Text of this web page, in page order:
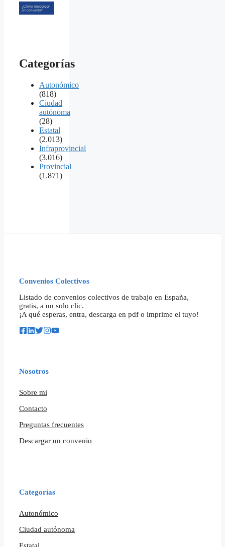
Categorías
Autonómico
(818)
Ciudad
autónoma
(28)
Estatal
(2.013)
Infraprovincial
(3.016)
Provincial
(1.871)
Convenios Colectivos
Listado de convenios colectivos de trabajo en España,
gratis, a un solo clic.
¡A qué esperas, entra, descarga en pdf o imprime el tuyo!
Nosotros
Sobre mi
Contacto
Preguntas frecuentes
Descargar un convenio
Categorías
Autonómico
Ciudad autónoma